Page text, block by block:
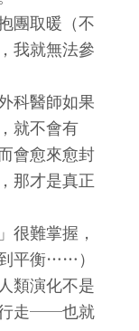
團取暖（不
我就無法參
科醫師如果
就不會有
會愈來愈封
那才是真正
很難掌握，
平衡……）
類演化不是
行走──也就